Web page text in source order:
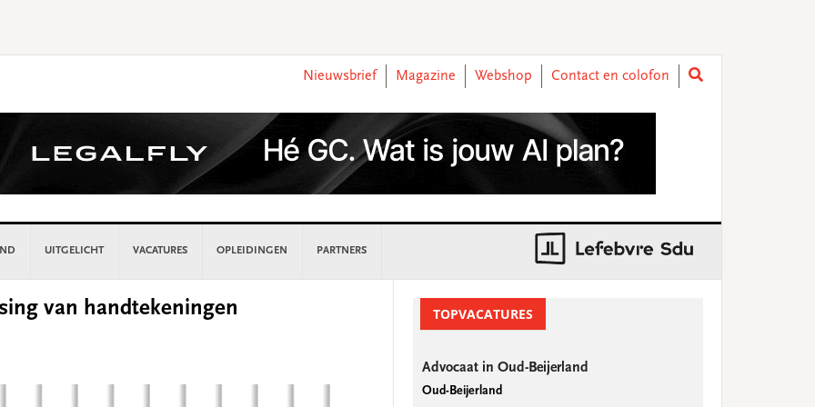
Nieuwsbrief
Magazine Webshop Contact en colofon
UITGELICHT VACATURES OPLEIDINGEN PARTNERS
van handtekeningen
SidebarTOPVACATURES
Advocaat in Oud-Beijerland
Oud-Beijerland